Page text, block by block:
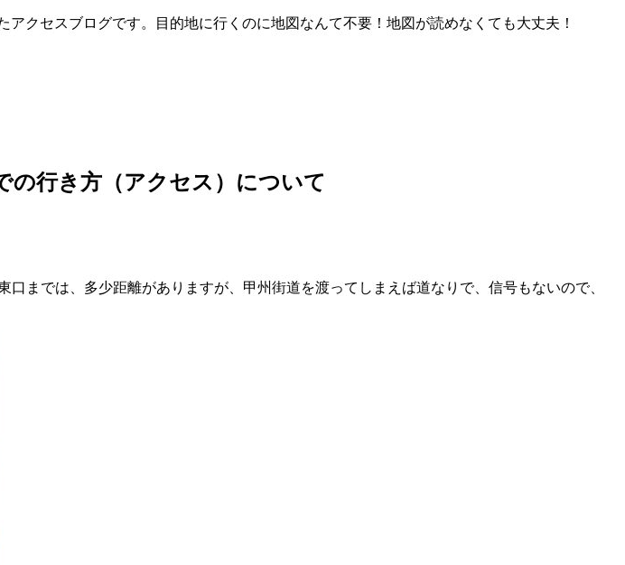
クセスブログです。目的地に行くのに地図なんて不要！地図が読めなくても大丈夫！
の行き方（アクセス）について
までは、多少距離がありますが、甲州街道を渡ってしまえば道なりで、信号もないので、